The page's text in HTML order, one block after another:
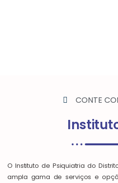
CONTE
O Instituto de Psiquiatria do
ampla gama de serviços e